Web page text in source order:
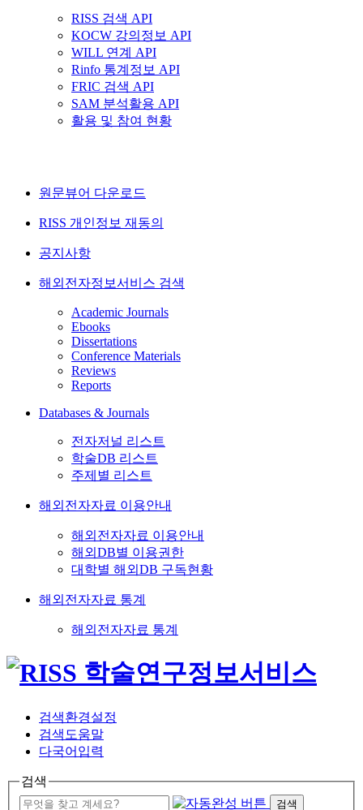
RISS 검색 API
KOCW 강의정보 API
WILL 연계 API
Rinfo 통계정보 API
FRIC 검색 API
SAM 분석활용 API
활용 및 참여 현황
원문뷰어 다운로드
RISS 개인정보 재동의
공지사항
해외전자정보서비스 검색
Academic Journals
Ebooks
Dissertations
Conference Materials
Reviews
Reports
Databases & Journals
전자저널 리스트
학술DB 리스트
주제별 리스트
해외전자자료 이용안내
해외전자자료 이용안내
해외DB별 이용권한
대학별 해외DB 구독현황
해외전자자료 통계
해외전자자료 통계
검색환경설정
검색도움말
다국어입력
검색
검색